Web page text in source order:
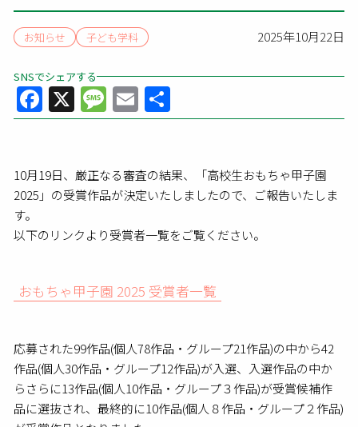
お知らせ 子ども学科 2025年10月22日
SNSでシェアする
Facebook
X Message
Email
有
10月19日、厳正なる審査の結果、「高校生おもちゃ甲子園
2025」の受賞作品が決定いたしましたので、ご報告いたしま
す。
以下のリンクより受賞者一覧をご覧ください。
おもちゃ甲子園 2025 受賞者一覧
応募された99作品(個人78作品・グループ21作品)の中から42
作品(個人30作品・グループ12作品)が入選、入選作品の中か
らさらに13作品(個人10作品・グループ３作品)が受賞候補作
品に選抜され、最終的に10作品(個人８作品・グループ２作品)